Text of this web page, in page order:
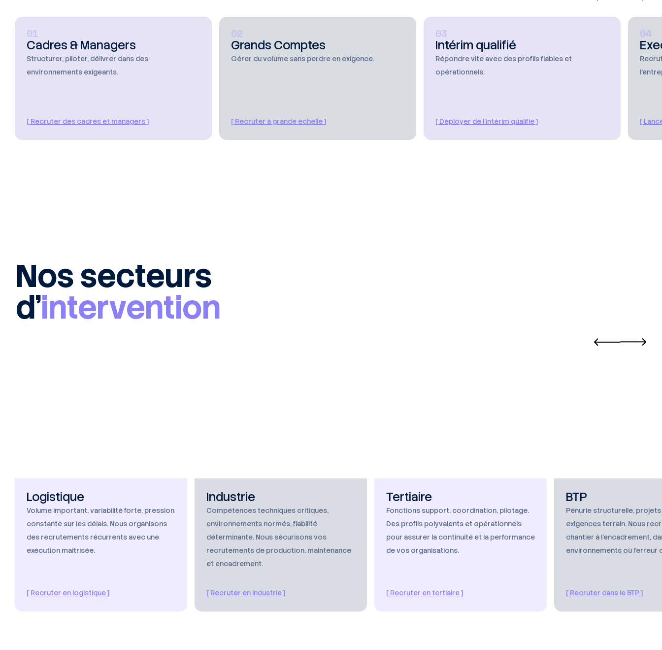
01
Cadres & Managers
Structurer, piloter, délivrer dans des
environnements exigeants.
[ Recruter des cadres et managers ]
02
Grands Comptes
Gérer du volume sans perdre en exigence.
[ Recruter à grande échelle ]
03
Intérim qualifié
Répondre vite avec des profils fiables et
opérationnels.
[ Déployer de l’intérim qualifié ]
04
[
Nos secteurs
d’intervention
Logistique
Volume important, variabilité forte, pression
constante sur les délais. Nous organisons
des recrutements récurrents avec une
exécution maîtrisée.
[ Recruter en logistique ]
Industrie
Compétences techniques critiques,
environnements normés, fiabilité
déterminante. Nous sécurisons vos
recrutements de production, maintenance
et encadrement.
[ Recruter en industrie ]
Tertiaire
Fonctions support, coordination, pilotage.
Des profils polyvalents et opérationnels
pour assurer la continuité et la performance
de vos organisations.
[ Recruter en tertiaire ]
BTP
Pénurie structurelle,
exigences terrain. Nous
chantier à l'encadrement,
environnements où l'erreur
[ Recruter dans le BTP ]